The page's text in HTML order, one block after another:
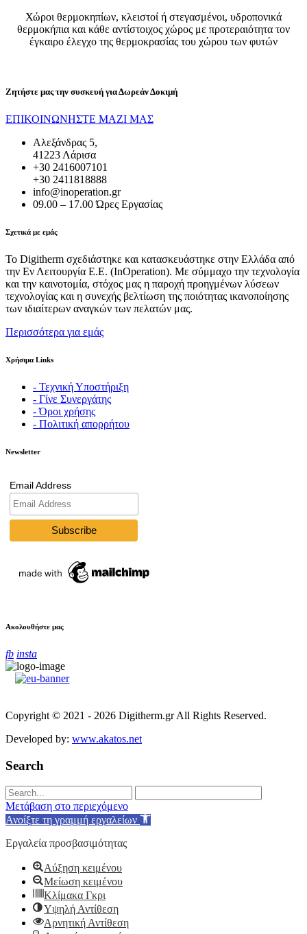
Χώροι θερμοκηπίων, κλειστοί ή στεγασμένοι, υδροπονικά
θερμοκήπια και κάθε αντίστοιχος χώρος με προτεραιότητα τον
έγκαιρο έλεγχο της θερμοκρασίας του χώρου των φυτών
Ζητήστε μας την συσκευή γιαΔωρεάν Δοκιμή
ΕΠΙΚΟΙΝΩΝΗΣΤΕ ΜΑΖΙ ΜΑΣ
Αλεξάνδρας 5,
41223 Λάρισα
+30 2416007101
+30 2411818888
info@inoperation.gr
09.00 – 17.00 Ώρες Εργασίας
Σχετικά με εμάς
Το Digitherm σχεδιάστηκε και κατασκευάστηκε στην Ελλάδα από
την Εν Λειτουργία Ε.Ε. (InOperation). Με σύμμαχο την τεχνολογία
και την καινοτομία, στόχος μας η παροχή προηγμένων λύσεων
τεχνολογίας και η συνεχής βελτίωση της ποιότητας ικανοποίησης
των ιδιαίτερων αναγκών των πελατών μας.
Περισσότερα για εμάς
Χρήσιμα Links
- Τεχνική Υποστήριξη
- Γίνε Συνεργάτης
- Όροι χρήσης
- Πολιτική απορρήτου
Newsletter
Email Address
Ακολουθήστε μας
fb insta
Copyright © 2021 - 2026 Digitherm.gr All Rights Reserved.
Developed by: www.akatos.net
Search
Μετάβαση στο περιεχόμενο
Ανοίξτε τη γραμμή εργαλείων
Εργαλεία προσβασιμότητας
Αύξηση κειμένου
Μείωση κειμένου
Κλίμακα Γκρι
Υψηλή Αντίθεση
Αρνητική Αντίθεση